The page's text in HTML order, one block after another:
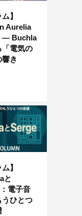
】
Aurelia
— Buchla
「電気の
き
】
と
電子音
ひとつ